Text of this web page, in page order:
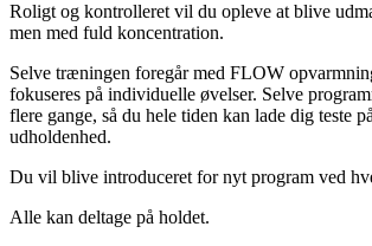
Roligt og kontrolleret vil du opleve at blive
men med fuld koncentration.
Selve træningen foregår med FLOW
fokuseres på individuelle øvelser. Selve
flere gange, så du hele tiden kan lade dig teste
udholdenhed.
Du vil blive introduceret for nyt program ved
Alle kan deltage på holdet.